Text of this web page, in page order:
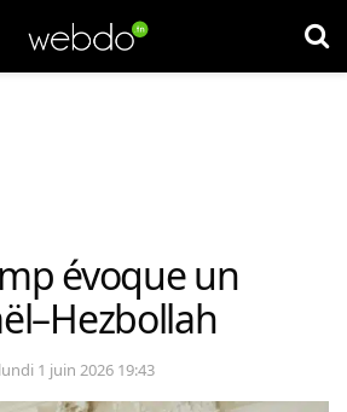
évoque un
lundi 1 juin 2026 19:43